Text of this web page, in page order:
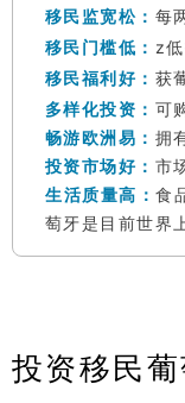
移民监宽松： 每
移民门槛低： z
移民福利好： 获
多样化投资： 可
畅游欧洲易： 拥
投资市场好： 市
生活质量高：食
萄牙是目前世界
投资移民